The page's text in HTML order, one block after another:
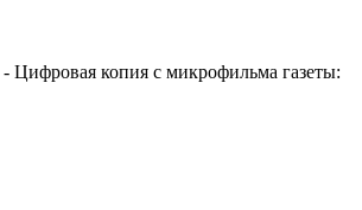
Цифровая копия с микрофильма газеты: